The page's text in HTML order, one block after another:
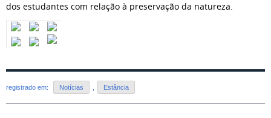
dos estudantes com relação à preservação da natureza.
registrado em: Notícias Estância